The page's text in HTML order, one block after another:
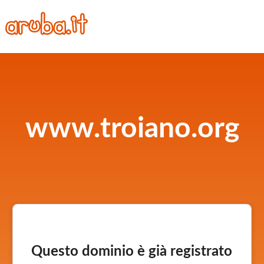
www.troiano.org
Questo dominio è già registrato